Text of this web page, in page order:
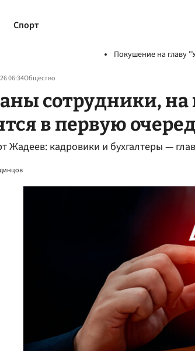
Спорт
Покушение на главу
06:34Общество
сотрудники,
в первую
Жадеев: кадровики и бухгалтеры —